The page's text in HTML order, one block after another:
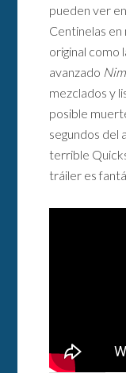
pueden ver
Centinelas en
original como
avanzado
mezclados y
posible
segundos del
terrible
tráiler es